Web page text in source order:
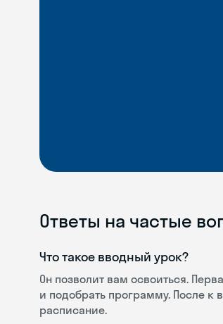
Ответы на частые
Что такое вводный урок?
Он позволит вам освоиться.
и подобрать программу. После к
расписание.